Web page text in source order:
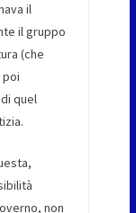
il
il gruppo
(che
quel
non